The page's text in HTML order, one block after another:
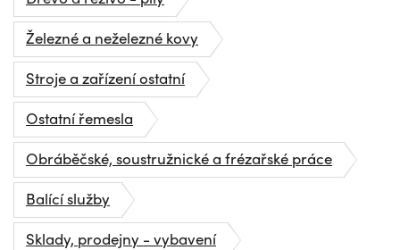
Železné a neželezné kovy
Stroje a zařízení ostatní
Ostatní řemesla
Obráběčské, soustružnické a frézařské práce
Balící služby
Sklady, prodejny - vybavení